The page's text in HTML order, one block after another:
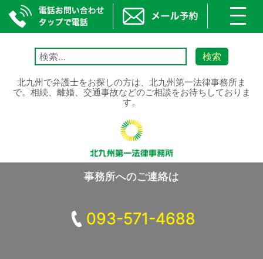
検
索:
北九州で弁護士をお探しの方は、北九州第一法律事務所ま
で。相続、離婚、交通事故などのご相談をお待ちしておりま
す。
事務所へのご連絡は
093-571-4688